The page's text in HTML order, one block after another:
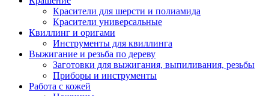
Красители для шерсти и полиамида
Красители универсальные
Квиллинг и оригами
Инструменты для квиллинга
Выжигание и резьба по дереву
Заготовки для выжигания, выпиливания, резьбы
Приборы и инструменты
Работа с кожей